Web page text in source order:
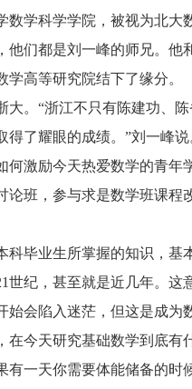
数学科学学院，被视为北大
他们都是刘一峰的师兄。他
高等研究院结下了缘分。
。“浙江不只有陈建功、
了耀眼的成绩。”刘一峰说
励今天热爱数学的青年
班，参与求是数学班课
毕业生所掌握的知识，基
世纪，甚至就是近几年。这
会陷入迷茫，但这是成为
天研究基础数学到底有
一天你需要体能储备的时